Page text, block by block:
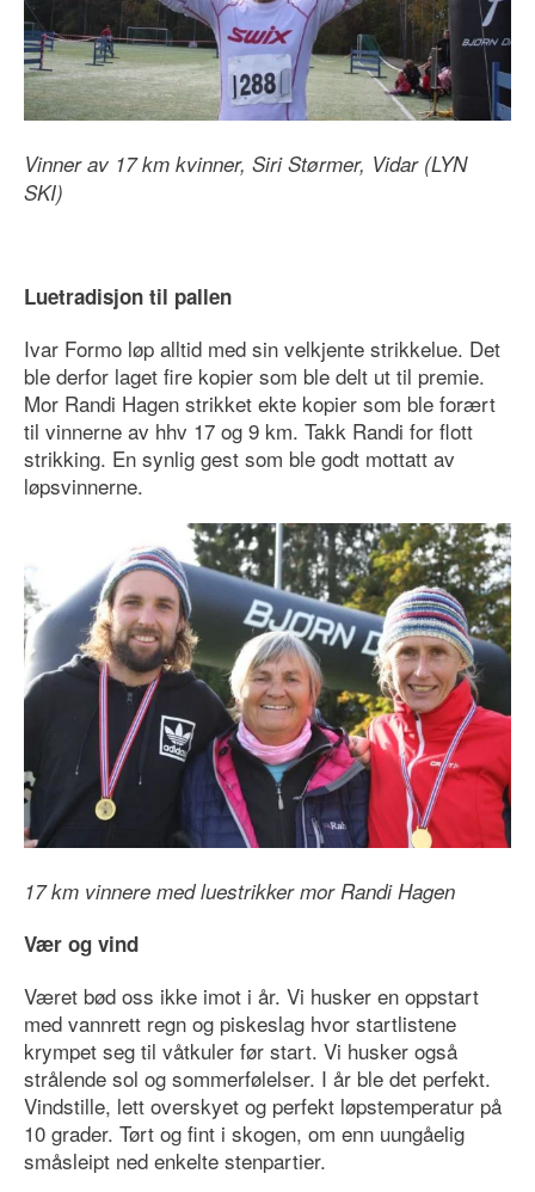
Vinner av 17 km kvinner, Siri Størmer, Vidar (LYN
SKI)
Luetradisjon til pallen
Ivar Formo løp alltid med sin velkjente strikkelue. Det
ble derfor laget fire kopier som ble delt ut til premie.
Mor Randi Hagen strikket ekte kopier som ble forært
til vinnerne av hhv 17 og 9 km. Takk Randi for flott
strikking. En synlig gest som ble godt mottatt av
løpsvinnerne.
17 km vinnere med luestrikker mor Randi Hagen
Vær og vind
Været bød oss ikke imot i år. Vi husker en oppstart
med vannrett regn og piskeslag hvor startlistene
krympet seg til våtkuler før start. Vi husker også
strålende sol og sommerfølelser. I år ble det perfekt.
Vindstille, lett overskyet og perfekt løpstemperatur på
10 grader. Tørt og fint i skogen, om enn uungåelig
småsleipt ned enkelte stenpartier.